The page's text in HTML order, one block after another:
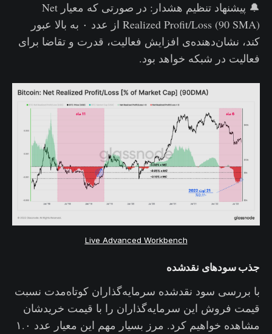
🔔 پیشنهاد تنظیم هشدار: در صورتی که معیار Net
Realized Profit/Loss (90 SMA) از عدد ۰ به بالا عبور
کند، نشان‌دهنده‌ی افزایش فعالیت، قدرت و تقاضا برای
فعالیت در شبکه خواهد بود.
Live Advanced Workbench
جذب سودهای نقدشده
با بررسی سود نقدشده سرمایه‌گذاران کوتاه‌مدت نسبت
قیمت‌ فروش این سرمایه‌گذاران را با قیمت خریدشان
مشاهده خواهیم کرد. مرز بسیار مهم این معیار عدد ۱.۰